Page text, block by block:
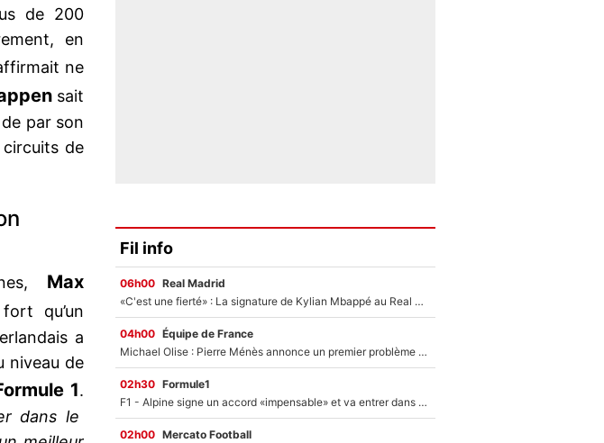
de 200
en
ne
sait
par son
de
Max
qu’un
a
niveau de
1.
dans le
Fil info
06h00 Real Madrid
«C'est une fierté» : La signature de Kylian Mbappé au Real Madrid continue de régaler l'Espagne
04h00 Équipe de France
Michael Olise : Pierre Ménès annonce un premier problème pour Zinedine Zidane en équipe de France
02h30 Formule1
F1 - Alpine signe un accord «impensable» et va entrer dans une nouvelle dimension : Grande nouvelle pour Pierre Gasly !
02h00 Mercato Football